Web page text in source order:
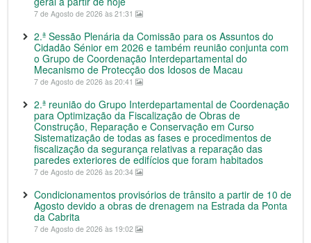
7 de Agosto de 2026 às 21:31
2.ª Sessão Plenária da Comissão para os Assuntos do
Cidadão Sénior em 2026 e também reunião conjunta com
o Grupo de Coordenação Interdepartamental do
Mecanismo de Protecção dos Idosos de Macau
7 de Agosto de 2026 às 20:41
2.ª reunião do Grupo Interdepartamental de Coordenação
para Optimização da Fiscalização de Obras de
Construção, Reparação e Conservação em Curso
Sistematização de todas as fases e procedimentos de
fiscalização da segurança relativas a reparação das
paredes exteriores de edifícios que foram habitados
7 de Agosto de 2026 às 20:34
Condicionamentos provisórios de trânsito a partir de 10 de
Agosto devido a obras de drenagem na Estrada da Ponta
da Cabrita
7 de Agosto de 2026 às 19:02